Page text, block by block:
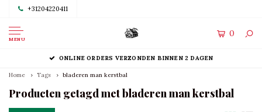
+31204220411
MENU
0
ONLINE ORDERS VERZONDEN BINNEN 2 DAGEN
Home Tags bladeren man kerstbal
Producten getagd met bladeren man kerstbal